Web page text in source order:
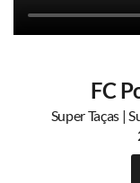
FC
Super Taças |